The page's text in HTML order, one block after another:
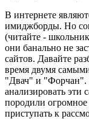
В интернете
имиджборды. Но
(читайте -
они банально не
сайтов. Давайте
время двумя
"Двач" и "Форчан".
анализировать эти
породили
приступать к